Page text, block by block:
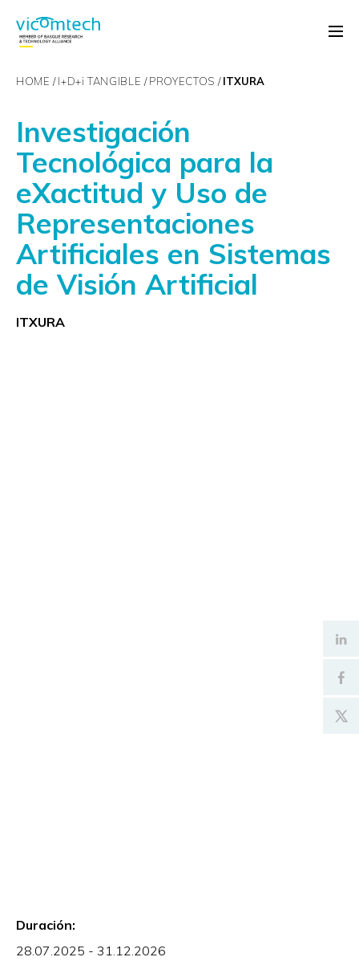
HOME I+D+i TANGIBLE PROYECTOS ITXURA
Investigación
Tecnológica para la
eXactitud y Uso de
Representaciones
Artificiales en Sistemas
de Visión Artificial
ITXURA
Duración:
28.07.2025 - 31.12.2026